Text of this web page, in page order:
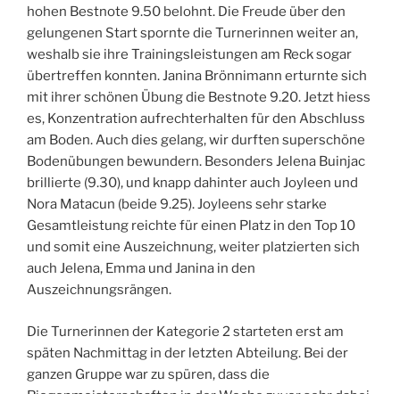
hohen Bestnote 9.50 belohnt. Die Freude über den
gelungenen Start spornte die Turnerinnen weiter an,
weshalb sie ihre Trainingsleistungen am Reck sogar
übertreffen konnten. Janina Brönnimann erturnte sich
mit ihrer schönen Übung die Bestnote 9.20. Jetzt hiess
es, Konzentration aufrechterhalten für den Abschluss
am Boden. Auch dies gelang, wir durften superschöne
Bodenübungen bewundern. Besonders Jelena Buinjac
brillierte (9.30), und knapp dahinter auch Joyleen und
Nora Matacun (beide 9.25). Joyleens sehr starke
Gesamtleistung reichte für einen Platz in den Top 10
und somit eine Auszeichnung, weiter platzierten sich
auch Jelena, Emma und Janina in den
Auszeichnungsrängen.
Die Turnerinnen der Kategorie 2 starteten erst am
späten Nachmittag in der letzten Abteilung. Bei der
ganzen Gruppe war zu spüren, dass die